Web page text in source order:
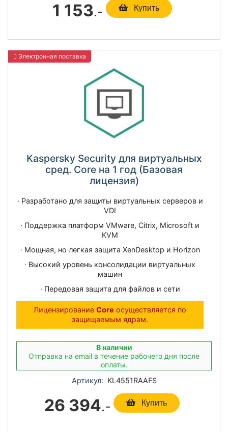
1 153.- Купить
Электронная поставка
Kaspersky Security для виртуальных
сред. Core на 1 год (Базовая
лицензия)
· Разработано для защиты виртуальных серверов и
VDI
· Поддержка платформ VMware, Citrix, Microsoft и
KVM
· Мощная, но легкая защита XenDesktop и Horizon
· Высокий уровень консолидации виртуальных
машин
· Передовая защита для файлов и сети
Лицензирование Core осуществляется по
защищаемым ядрам.
В наличии
Отправка на email в течение рабочего дня после
оплаты.
Артикул: KL4551RAAFS
26 394.- Купить